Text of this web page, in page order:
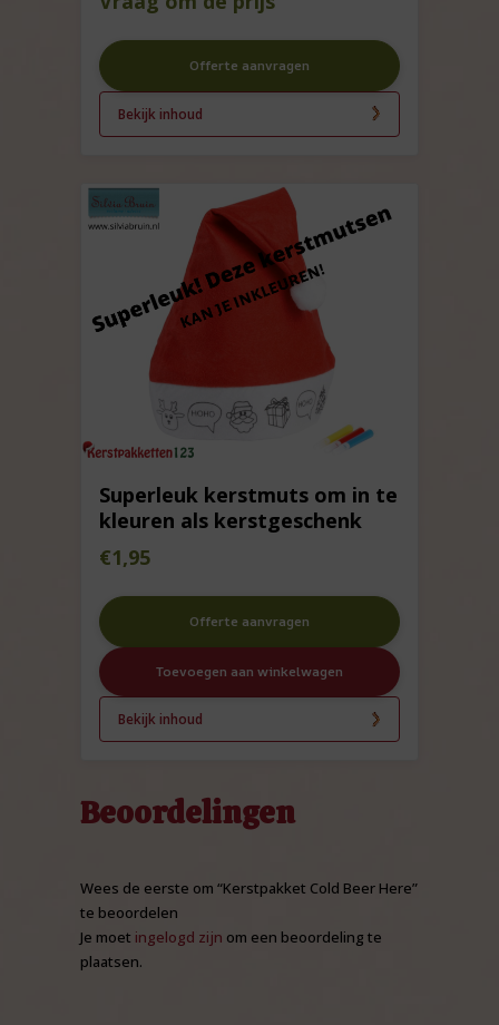
Offerte aanvragen
Bekijk inhoud
Superleuk kerstmuts om in te
kleuren als kerstgeschenk
€1,95
Offerte aanvragen
Toevoegen aan winkelwagen
Bekijk inhoud
Beoordelingen
Wees de eerste om “Kerstpakket Cold Beer Here”
te beoordelen
Je moet ingelogd zijn om een beoordeling te
plaatsen.